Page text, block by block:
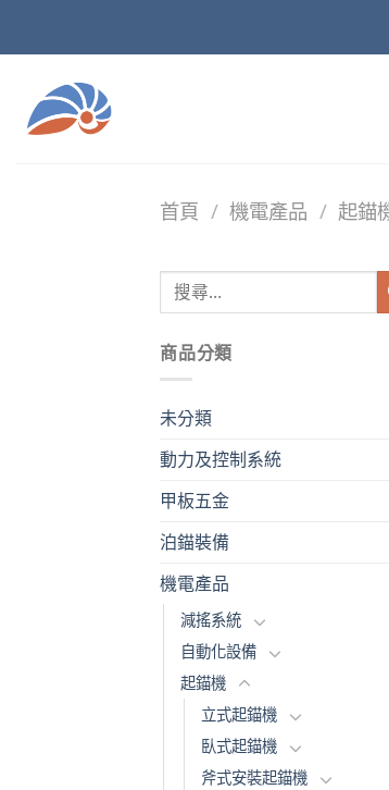
首頁 / 機電產品 / 起錨
商品分類
未分類
動力及控制系統
甲板五金
泊錨裝備
機電產品
減搖系統
自動化設備
起錨機
立式起錨機
臥式起錨機
斧式安裝起錨機